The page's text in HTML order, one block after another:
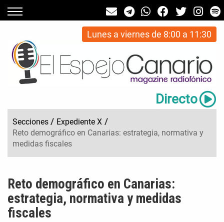
Lunes a viernes de 8:00 a 11:30
Directo
Secciones / Expediente X /
Reto demográfico en Canarias: estrategia, normativa y
medidas fiscales
Reto demográfico en Canarias:
estrategia, normativa y medidas
fiscales